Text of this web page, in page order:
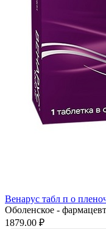
Венарус табл п о
Оболенское -
1879.00 ₽